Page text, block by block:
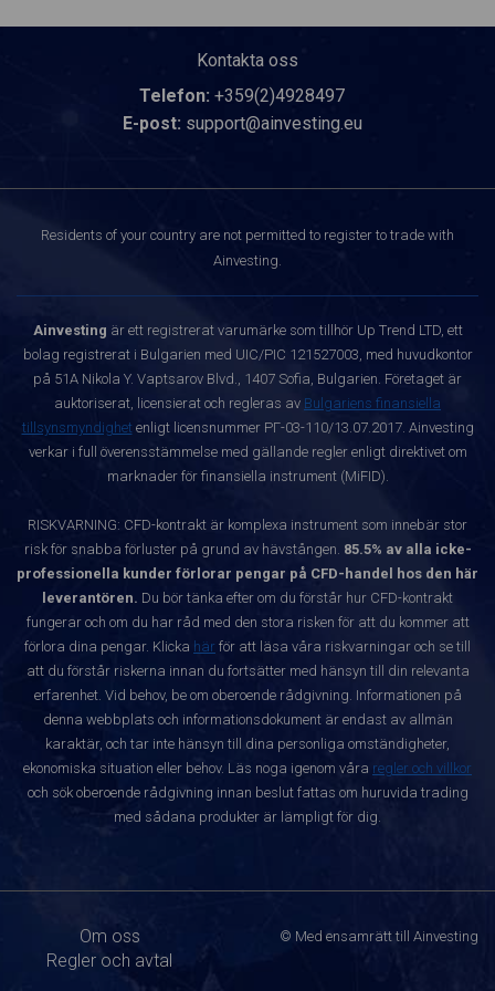
Kontakta oss
Telefon: +359(2)4928497
E-post: support@ainvesting.eu
Residents of your country are not permitted to register to trade with
Ainvesting.
Ainvesting är ett registrerat varumärke som tillhör Up Trend LTD, ett
bolag registrerat i Bulgarien med UIC/PIC 121527003, med huvudkontor
på 51A Nikola Y. Vaptsarov Blvd., 1407 Sofia, Bulgarien. Företaget är
auktoriserat, licensierat och regleras av Bulgariens finansiella
tillsynsmyndighetenligt licensnummer РГ-03-110/13.07.2017. Ainvesting
verkar i full överensstämmelse med gällande regler enligt direktivet om
marknader för finansiella instrument (MiFID).
RISKVARNING: CFD-kontrakt är komplexa instrument som innebär stor
risk för snabba förluster på grund av hävstången. 85.5% av alla icke-
professionella kunder förlorar pengar på CFD-handel hos den här
leverantören. Du bör tänka efter om du förstår hur CFD-kontrakt
fungerar och om du har råd med den stora risken för att du kommer att
förlora dina pengar. Klicka här för att läsa våra riskvarningar och se till
att du förstår riskerna innan du fortsätter med hänsyn till din relevanta
erfarenhet. Vid behov, be om oberoende rådgivning. Informationen på
denna webbplats och informationsdokument är endast av allmän
karaktär, och tar inte hänsyn till dina personliga omständigheter,
ekonomiska situation eller behov. Läs noga igenom våra regler och villkor
och sök oberoende rådgivning innan beslut fattas om huruvida trading
med sådana produkter är lämpligt för dig.
Om oss
Regler och avtal
© Med ensamrätt till Ainvesting